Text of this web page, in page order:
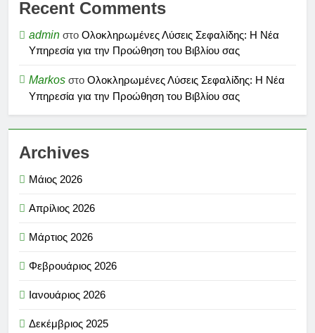
Recent Comments
admin στο Ολοκληρωμένες Λύσεις Σεφαλίδης: Η Νέα
Υπηρεσία για την Προώθηση του Βιβλίου σας
Markos στο Ολοκληρωμένες Λύσεις Σεφαλίδης: Η Νέα
Υπηρεσία για την Προώθηση του Βιβλίου σας
Archives
Μάιος 2026
Απρίλιος 2026
Μάρτιος 2026
Φεβρουάριος 2026
Ιανουάριος 2026
Δεκέμβριος 2025